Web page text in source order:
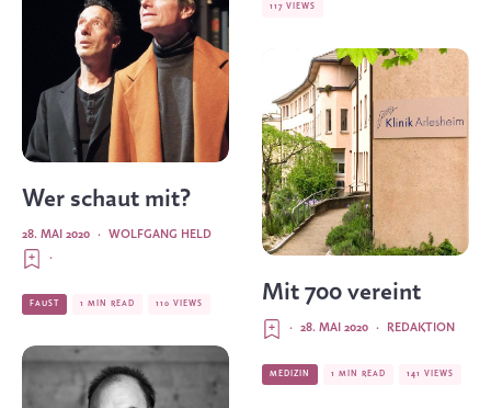
Wer schaut mit?
WOLFGANG HELD
·
28. MAI 2020
·
FAUST 1 MIN READ 110 VIEWS
117 VIEWS
Mit 700 vereint
REDAKTION
·
28. MAI 2020
·
MEDIZIN 1 MIN READ 141 VIEWS